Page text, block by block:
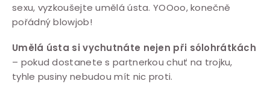
sexu, vyzkoušejte umělá ústa. YOOoo, konečně
pořádný blowjob!
Umělá ústa si vychutnáte nejen při sólohrátkách
– pokud dostanete s partnerkou chuť na trojku,
tyhle pusiny nebudou mít nic proti.